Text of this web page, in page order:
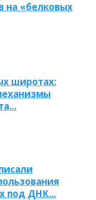
на «белковых
широтах:
под ДНК…